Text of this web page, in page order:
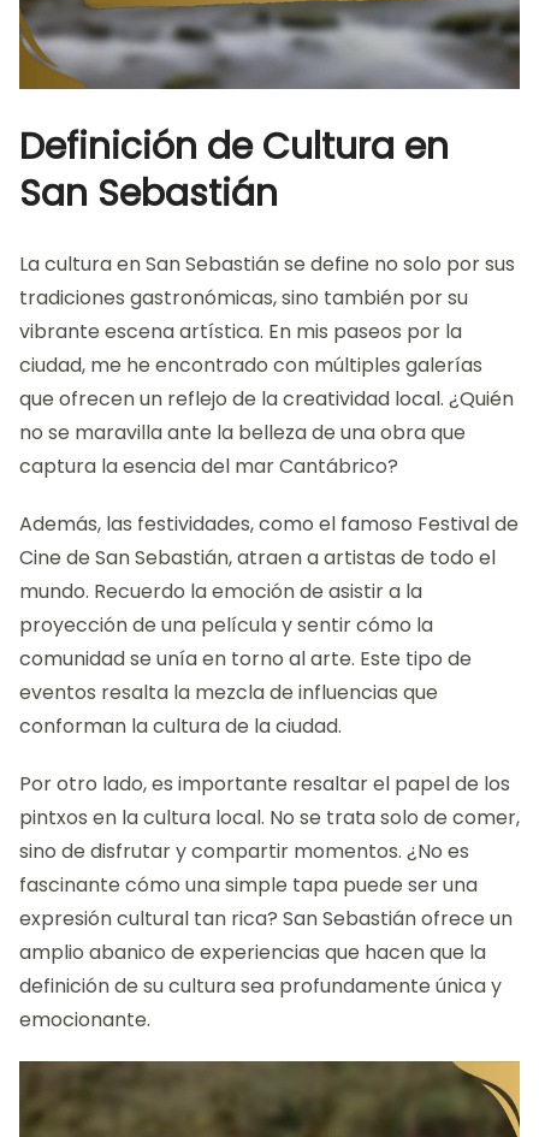
Definición de Cultura en
San Sebastián
La cultura en San Sebastián se define no solo por sus
tradiciones gastronómicas, sino también por su
vibrante escena artística. En mis paseos por la
ciudad, me he encontrado con múltiples galerías
que ofrecen un reflejo de la creatividad local. ¿Quién
no se maravilla ante la belleza de una obra que
captura la esencia del mar Cantábrico?
Además, las festividades, como el famoso Festival de
Cine de San Sebastián, atraen a artistas de todo el
mundo. Recuerdo la emoción de asistir a la
proyección de una película y sentir cómo la
comunidad se unía en torno al arte. Este tipo de
eventos resalta la mezcla de influencias que
conforman la cultura de la ciudad.
Por otro lado, es importante resaltar el papel de los
pintxos en la cultura local. No se trata solo de comer,
sino de disfrutar y compartir momentos. ¿No es
fascinante cómo una simple tapa puede ser una
expresión cultural tan rica? San Sebastián ofrece un
amplio abanico de experiencias que hacen que la
definición de su cultura sea profundamente única y
emocionante.